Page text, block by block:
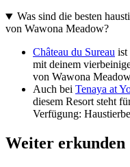
Was sind die besten
von Wawona Meadow?
Château du Sureau ist
mit deinem
von Wawona
Auch bei Tenaya at
diesem Resort steht
Verfügung:
Weiter erkunden